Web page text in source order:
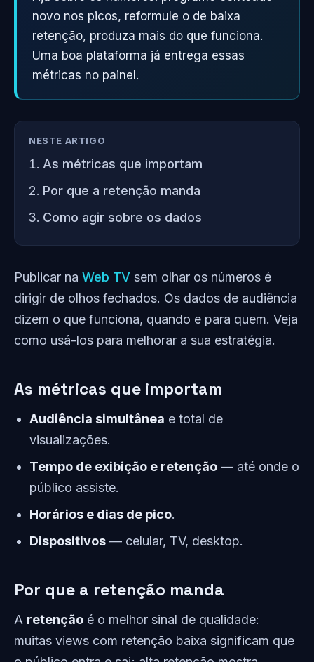
novo nos picos, reformule o de baixa
retenção, produza mais do que funciona.
Uma boa plataforma já entrega essas
métricas no painel.
NESTE ARTIGO
As métricas que importam
Por que a retenção manda
Como agir sobre os dados
Publicar na Web TV sem olhar os números é
dirigir de olhos fechados. Os dados de audiência
dizem o que funciona, quando e para quem. Veja
como usá-los para melhorar a sua estratégia.
As métricas que importam
Audiência simultânea e total de
visualizações.
Tempo de exibição e retenção — até onde o
público assiste.
Horários e dias de pico.
Dispositivos — celular, TV, desktop.
Por que a retenção manda
A retenção é o melhor sinal de qualidade:
muitas views com retenção baixa significam que